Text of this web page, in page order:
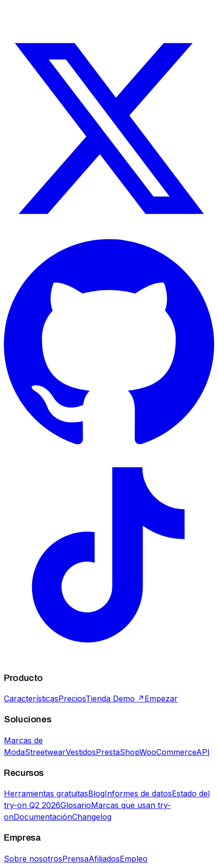
Producto
CaracterísticasPreciosTienda Demo ↗ Empezar
Soluciones
Marcas de
ModaStreetwearVestidosPrestaShopWooCommerceAPI
Recursos
Herramientas gratuitasBlogInformes de datosEstado del
try-on Q2 2026GlosarioMarcas que usan try-
onDocumentaciónChangelog
Empresa
Sobre nosotrosPrensaAfiliadosEmpleo